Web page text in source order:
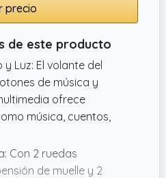
precio
de este producto
Luz: El volante del
de música y
ofrece
música, cuentos,
Con 2 ruedas
de muelle y 2